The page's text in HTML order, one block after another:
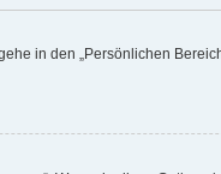
in den „Persönlichen